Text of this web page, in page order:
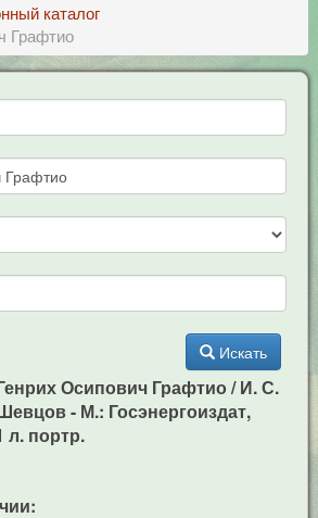
каталог
Графтио
Искать
Осипович Графтио / И. С.
- М.: Госэнергоиздат,
л. портр.